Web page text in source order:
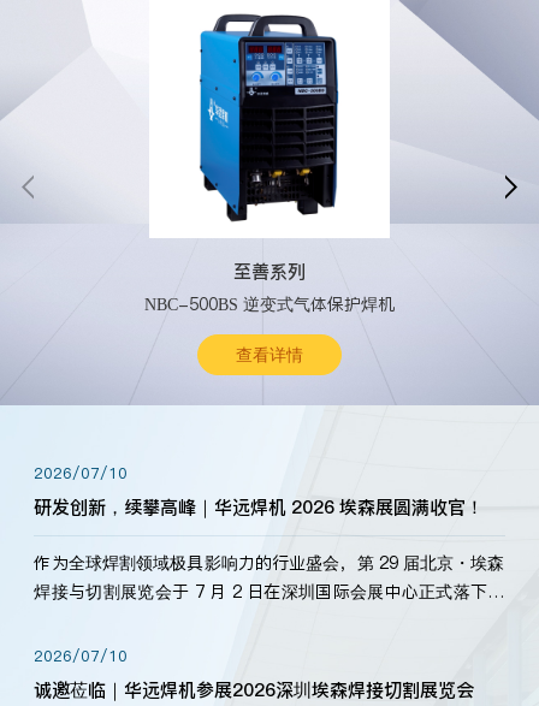
至善系列
NBC-500BS 逆变式气体保护焊机
查看详情
 
2026/07/10
研发创新，续攀高峰｜华远焊机 2026 埃森展圆满收官！
作为全球焊割领域极具影响力的行业盛会，第 29 届北京・埃森
焊接与切割展览会于 7 月 2 日在深圳国际会展中心正式落下帷
标准，持之以恒研发新产品、新技术。新老客户、行业伙伴、
海内外客户为目睹公司发布的新产…
2026/07/10
诚邀莅临｜华远焊机参展2026深圳埃森焊接切割展览会